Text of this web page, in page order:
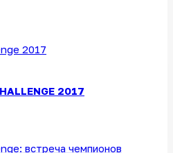
2017